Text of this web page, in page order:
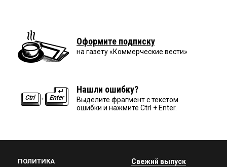
Оформите подписку
на газету «Коммерческие вести»
Нашли ошибку?
Выделите фрагмент с текстом
ошибки и нажмите Ctrl + Enter.
ПОЛИТИКА Свежий выпуск